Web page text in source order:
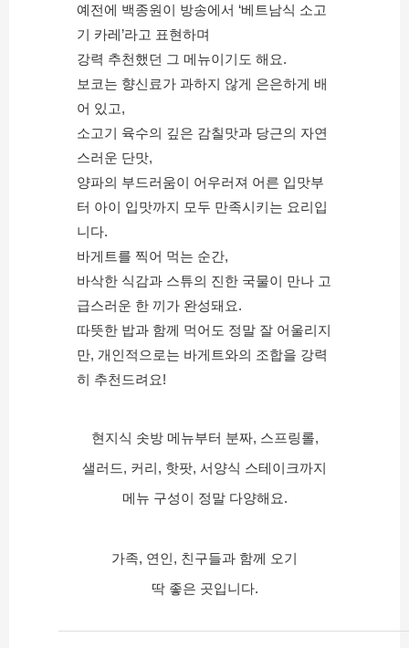
예전에 백종원이 방송에서 ‘베트남식 소고
기 카레’라고 표현하며
강력 추천했던 그 메뉴이기도 해요.
보코는 향신료가 과하지 않게 은은하게 배
어 있고,
소고기 육수의 깊은 감칠맛과 당근의 자연
스러운 단맛,
양파의 부드러움이 어우러져 어른 입맛부
터 아이 입맛까지 모두 만족시키는 요리입
니다.
바게트를 찍어 먹는 순간,
바삭한 식감과 스튜의 진한 국물이 만나 고
급스러운 한 끼가 완성돼요.
따뜻한 밥과 함께 먹어도 정말 잘 어울리지
만, 개인적으로는 바게트와의 조합을 강력
히 추천드려요!
현지식 솟방 메뉴부터 분짜, 스프링롤,
샐러드, 커리, 핫팟, 서양식 스테이크까지
메뉴 구성이 정말 다양해요.
가족, 연인, 친구들과 함께 오기
딱 좋은 곳입니다.